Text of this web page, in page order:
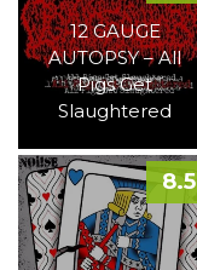
12 GAUGE
AUTOPSY – All
Pigs Get
Slaughtered
8.5